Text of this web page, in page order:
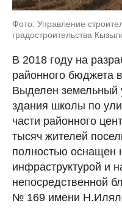
Фото: Управление
градостроительства
В 2018 году на
районного бюджета
Выделен земельный
здания школы по
части районного
тысяч жителей
полностью оснащен
инфраструктурой и
непосредственной
№ 169 имени